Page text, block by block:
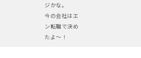
ジかな。
今の会社はエ
ン転職で決め
たよ〜！